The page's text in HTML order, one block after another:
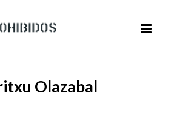
Olazabal